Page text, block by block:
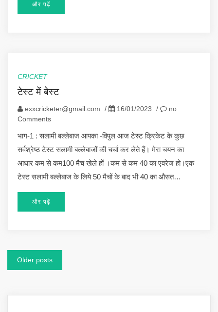
और पढ़ें
CRICKET
टेस्ट में बेस्ट
exxcricketer@gmail.com / 16/01/2023 /
no
Comments
भाग-1 : सलामी बल्लेबाज आपका -विपुल आज टेस्ट क्रिकेट के कुछ
सर्वश्रेष्ठ टेस्ट सलामी बल्लेबाजों की चर्चा कर लेते हैं। मेरा चयन का
आधार कम से कम100 मैच खेले हों ।कम से कम 40 का एवरेज हो।एक
टेस्ट सलामी बल्लेबाज के लिये 50 मैचों के बाद भी 40 का औसत…
और पढ़ें
Posts
Older posts